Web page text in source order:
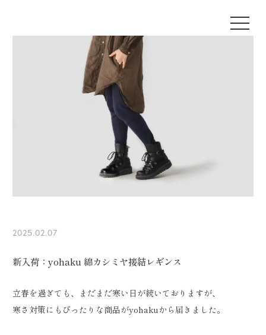
2025.02.07
新入荷：yohaku 綿カシミヤ接結レギンス
立春を過ぎても、まだまだ寒い日が続いておりますが、
寒さ対策にもぴったりな商品がyohakuから届きました。